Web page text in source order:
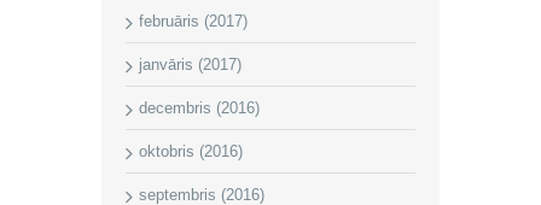
februāris (2017)
janvāris (2017)
decembris (2016)
oktobris (2016)
septembris (2016)